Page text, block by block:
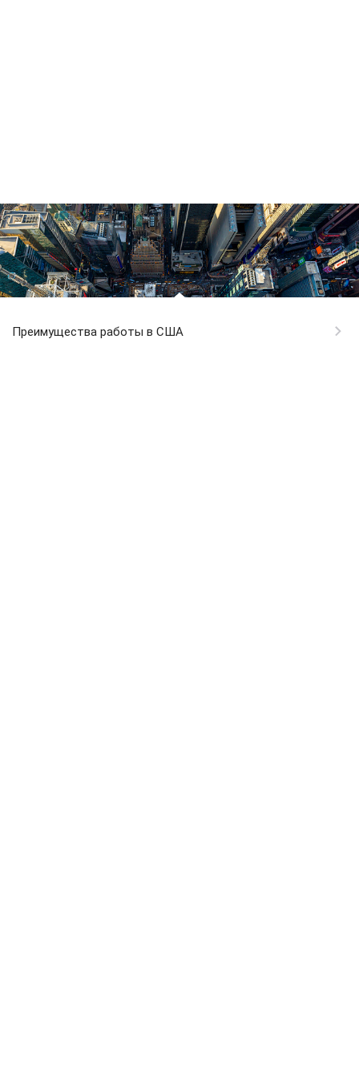
Преимущества работы в США